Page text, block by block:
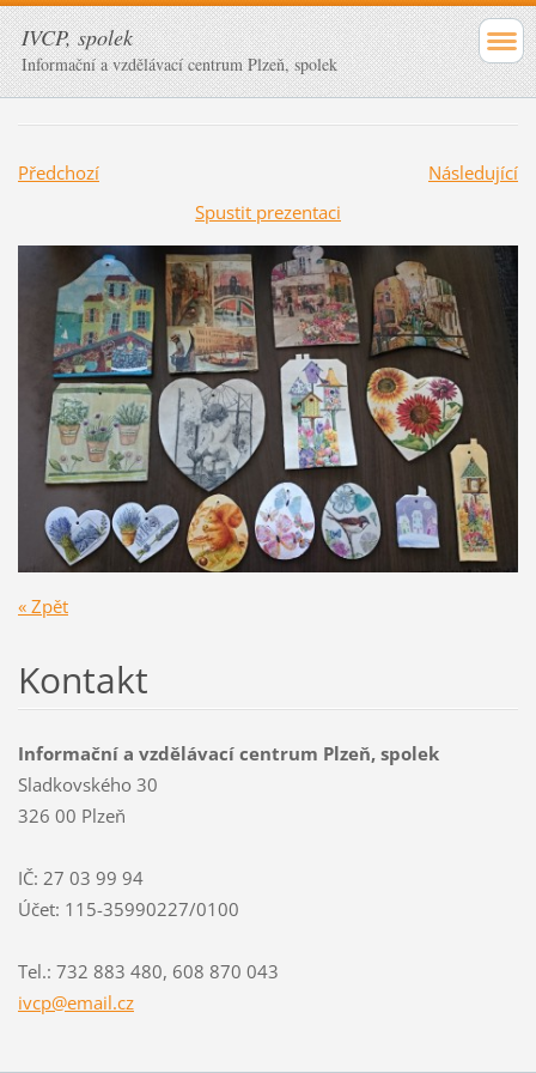
IVCP, spolek
Informační a vzdělávací centrum Plzeň, spolek
Předchozí
Následující
Spustit prezentaci
« Zpět
Kontakt
Informační a vzdělávací centrum Plzeň, spolek
Sladkovského 30
326 00 Plzeň
IČ: 27 03 99 94
Účet: 115-35990227/0100
Tel.: 732 883 480, 608 870 043
ivcp@email.cz